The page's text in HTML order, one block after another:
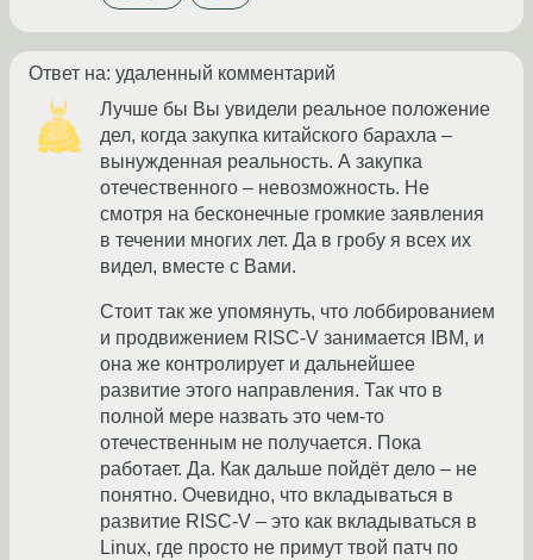
Ответ на: удаленный комментарий
Лучше бы Вы увидели реальное положение
дел, когда закупка китайского барахла –
вынужденная реальность. А закупка
отечественного – невозможность. Не
смотря на бесконечные громкие заявления
в течении многих лет. Да в гробу я всех их
видел, вместе с Вами.
Стоит так же упомянуть, что лоббированием
и продвижением RISC-V занимается IBM, и
она же контролирует и дальнейшее
развитие этого направления. Так что в
полной мере назвать это чем-то
отечественным не получается. Пока
работает. Да. Как дальше пойдёт дело – не
понятно. Очевидно, что вкладываться в
развитие RISC-V – это как вкладываться в
Linux, где просто не примут твой патч по